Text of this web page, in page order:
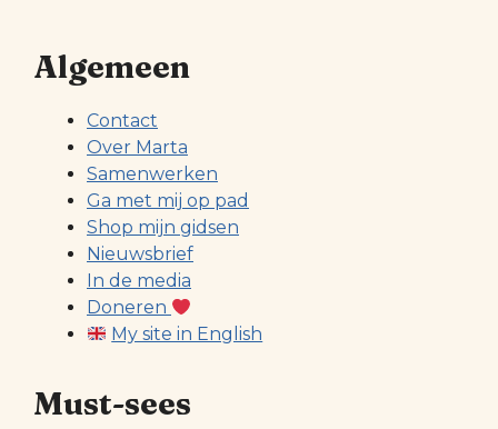
Algemeen
Contact
Over Marta
Samenwerken
Ga met mij op pad
Shop mijn gidsen
Nieuwsbrief
In de media
Doneren
My site in English
Must-sees